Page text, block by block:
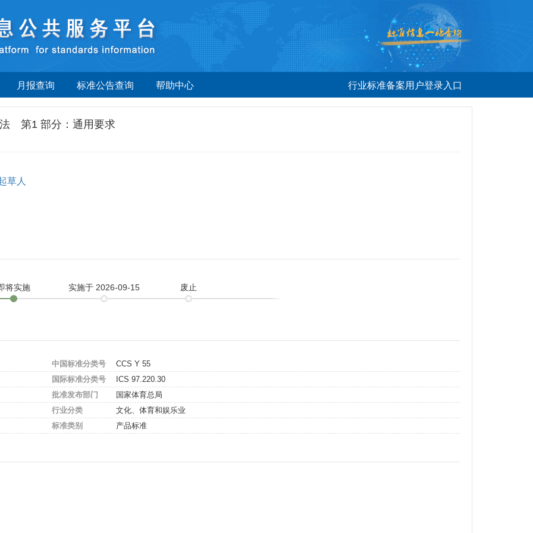
月报查询 标准公告查询 帮助中心 行业标准备案用户登录入口
第1 部分：通用要求
草人
将实施 实施于 2026-09-15 废止
中国标准分类号
CCS Y 55
国际标准分类号
ICS 97.220.30
批准发布部门
国家体育总局
行业分类
文化、体育和娱乐业
标准类别
产品标准